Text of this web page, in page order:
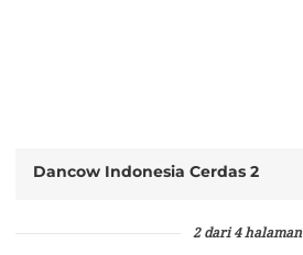
Dancow Indonesia Cerdas 2
2 dari 4 halaman